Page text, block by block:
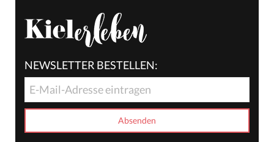
NEWSLETTER BESTELLEN: